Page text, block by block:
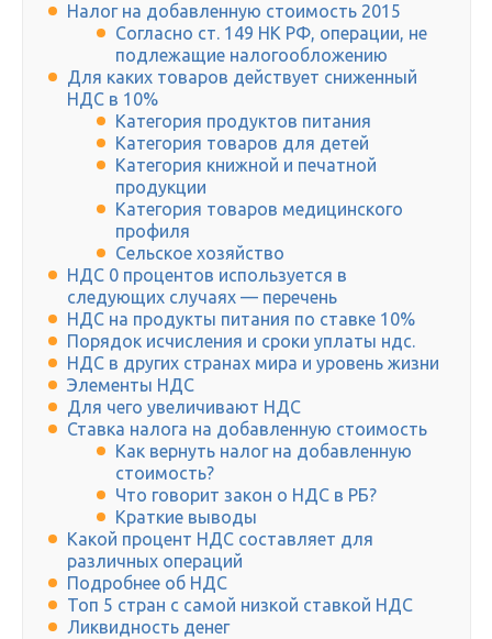
Налог на добавленную стоимость 2015
Согласно ст. 149 НК РФ, операции, не
подлежащие налогообложению
Для каких товаров действует сниженный
НДС в 10%
Категория продуктов питания
Категория товаров для детей
Категория книжной и печатной
продукции
Категория товаров медицинского
профиля
Сельское хозяйство
НДС 0 процентов используется в
следующих случаях — перечень
НДС на продукты питания по ставке 10%
Порядок исчисления и сроки уплаты ндс.
НДС в других странах мира и уровень жизни
Элементы НДС
Для чего увеличивают НДС
Ставка налога на добавленную стоимость
Как вернуть налог на добавленную
стоимость?
Что говорит закон о НДС в РБ?
Краткие выводы
Какой процент НДС составляет для
различных операций
Подробнее об НДС
Топ 5 стран с самой низкой ставкой НДС
Ликвидность денег